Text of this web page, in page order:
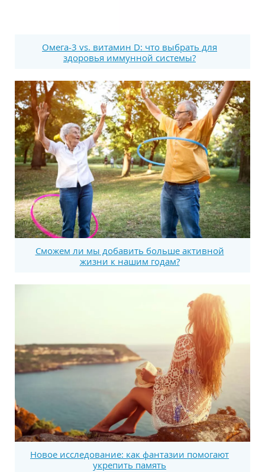
Омега-3 vs. витамин D: что выбрать для
здоровья иммунной системы?
Сможем ли мы добавить больше активной
жизни к нашим годам?
Новое исследование: как фантазии помогают
укрепить память